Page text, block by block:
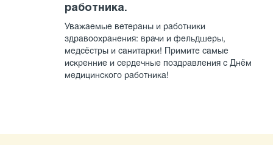
работника.
Уважаемые ветераны и работники
здравоохранения: врачи и фельдшеры,
медсёстры и санитарки! Примите самые
искренние и сердечные поздравления с Днём
медицинского работника!